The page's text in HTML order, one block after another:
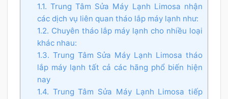
1.1. Trung Tâm Sửa Máy Lạnh Limosa nhận
các dịch vụ liên quan tháo lắp máy lạnh như:
1.2. Chuyên tháo lắp máy lạnh cho nhiều loại
khác nhau:
1.3. Trung Tâm Sửa Máy Lạnh Limosa tháo
lắp máy lạnh tất cả các hãng phổ biến hiện
nay
1.4. Trung Tâm Sửa Máy Lạnh Limosa tiếp